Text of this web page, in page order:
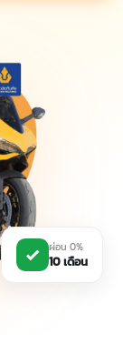
ผ่อน 0%
10 เดือน